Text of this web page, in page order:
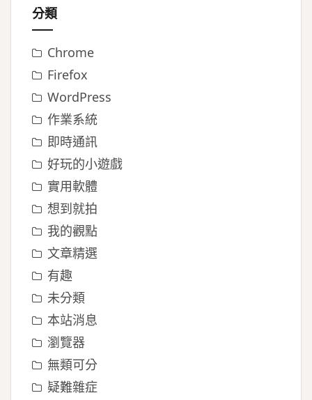
分類
Chrome
Firefox
WordPress
作業系統
即時通訊
好玩的小遊戲
實用軟體
想到就拍
我的觀點
文章精選
有趣
未分類
本站消息
瀏覽器
無類可分
疑難雜症